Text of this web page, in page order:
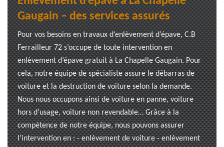
Gaugain – des services assurés
Pour vos besoins en travaux d’enlèvement d’épave, C.B
Ferrailleur 72 s’occupe de toute intervention en
enlèvement d’épave gratuit à La Chapelle Gaugain. Pour
cela, notre équipe de spécialiste assure le débarras de
voiture et la destruction de voiture selon la demande.
Nous nous occupons ainsi de voiture en panne, voiture
hors d’usage, voiture non revendable… Grâce à la
compétence de notre équipe, nous pouvons assurer
l’intervention en : - enlèvement de voiture - enlèvement